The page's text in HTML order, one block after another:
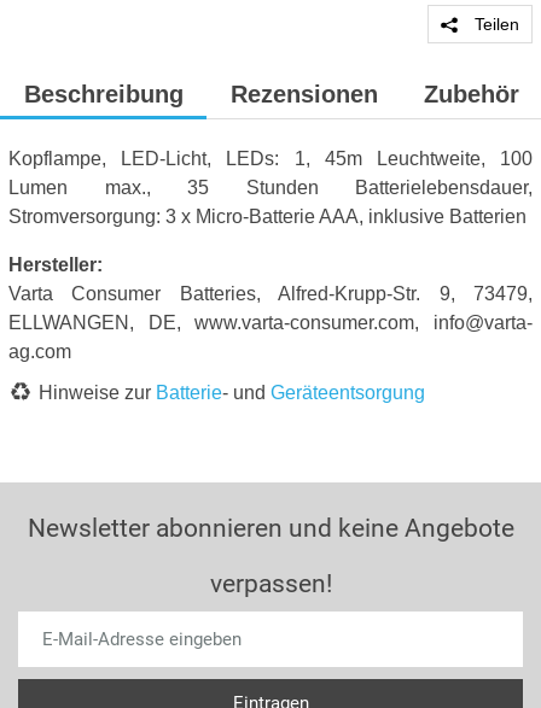
Teilen
Beschreibung Rezensionen Zubehör
Kopflampe, LED-Licht, LEDs: 1, 45m Leuchtweite, 100
Lumen max., 35 Stunden Batterielebensdauer,
Stromversorgung: 3 x Micro-Batterie AAA, inklusive Batterien
Hersteller:
Varta Consumer Batteries, Alfred-Krupp-Str. 9, 73479,
ELLWANGEN, DE, www.varta-consumer.com, info@varta-
ag.com
Hinweise zur Batterie- und Geräteentsorgung
Newsletter abonnieren und keine Angebote
verpassen!